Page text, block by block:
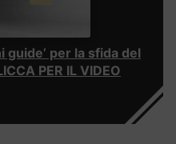
guide’ per la sfida del
PER IL VIDEO